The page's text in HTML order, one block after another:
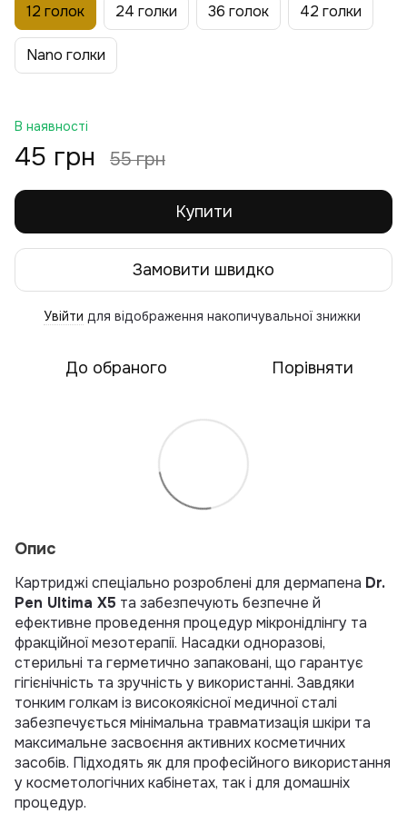
12 голок 24 голки 36 голок 42 голки
Nano голки
В наявності
45 грн 55 грн
Купити
Замовити швидко
Увійти для відображення накопичувальної знижки
До обраного Порівняти
Опис
Картриджі спеціально розроблені для дермапена Dr.
Pen Ultima X5 та забезпечують безпечне й
ефективне проведення процедур мікронідлінгу та
фракційної мезотерапії. Насадки одноразові,
стерильні та герметично запаковані, що гарантує
гігієнічність та зручність у використанні. Завдяки
тонким голкам із високоякісної медичної сталі
забезпечується мінімальна травматизація шкіри та
максимальне засвоєння активних косметичних
засобів. Підходять як для професійного використання
у косметологічних кабінетах, так і для домашніх
процедур.